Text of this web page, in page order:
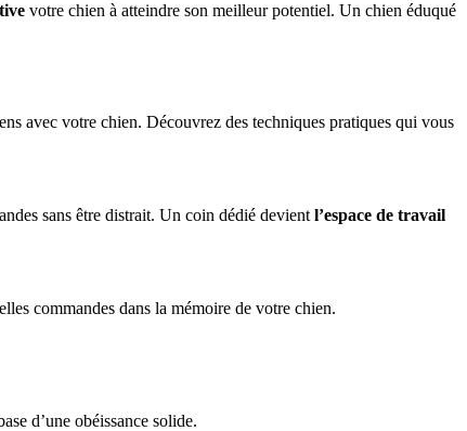
votre chien à atteindre son meilleur potentiel. Un chien éduqué
avec votre chien. Découvrez des techniques pratiques qui vous
sans être distrait. Un coin dédié devient l’espace de travail
commandes dans la mémoire de votre chien.
d’une obéissance solide.